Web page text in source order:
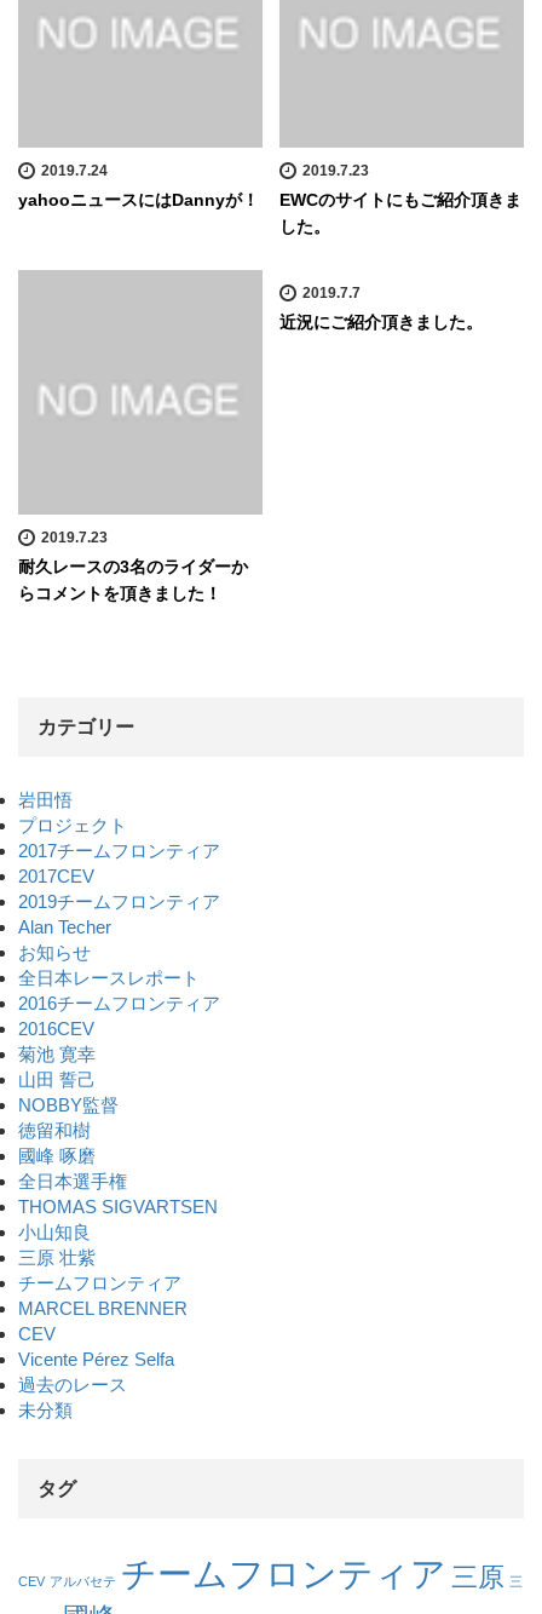
2019.7.24
yahooニュースにはDannyが！
2019.7.23
EWCのサイトにもご紹介頂きま
した。
2019.7.23
耐久レースの3名のライダーか
らコメントを頂きました！
2019.7.7
近況にご紹介頂きました。
カテゴリー
岩田悟
プロジェクト
2017チームフロンティア
2017CEV
2019チームフロンティア
Alan Techer
お知らせ
全日本レースレポート
2016チームフロンティア
2016CEV
菊池 寛幸
山田 誓己
NOBBY監督
徳留和樹
國峰 啄磨
全日本選手権
THOMAS SIGVARTSEN
小山知良
三原 壮紫
チームフロンティア
MARCEL BRENNER
CEV
Vicente Pérez Selfa
過去のレース
未分類
タグ
CEV アルバセテ チームフロンティア 三原 三